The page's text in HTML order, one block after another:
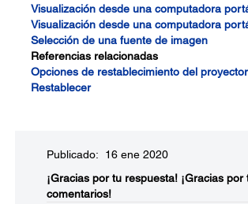
Visualización desde una computadora
Visualización desde una computadora
Selección de una fuente de imagen
Referencias relacionadas
Opciones de restablecimiento del
Restablecer
Publicado: 16 ene 2020
¡Gracias por tu respuesta! ¡Gracias por
comentarios!